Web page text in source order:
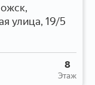
улица, 19/5
Этаж
8